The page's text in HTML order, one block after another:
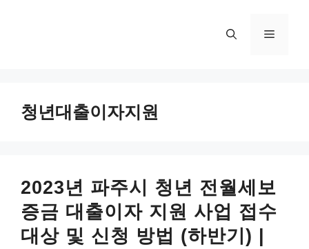
메
청년대출이자지원
2023년 파주시 청년 전월세보
증금 대출이자 지원 사업 접수
대상 및 신청 방법 (하반기) |